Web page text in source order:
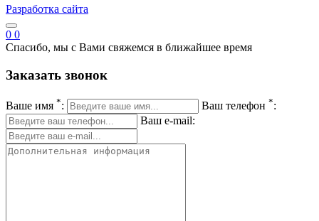
Разработка сайта
0 0
Спасибо, мы с Вами свяжемся в ближайшее время
Заказать звонок
Ваше имя *: Ваш телефон *:
Ваш e-mail: